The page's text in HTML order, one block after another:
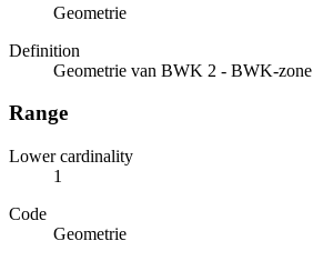
Geometrie
Definition
Geometrie van BWK 2 - BWK-zone
Range
Lower cardinality
1
Code
Geometrie